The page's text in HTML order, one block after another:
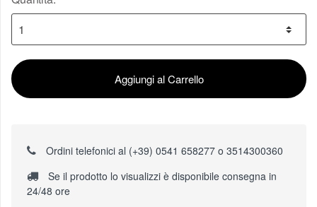
Aggiungi al Carrello
Ordini telefonici al (+39) 0541 658277 o 3514300360
Se il prodotto lo visualizzi è disponibile consegna in
24/48 ore